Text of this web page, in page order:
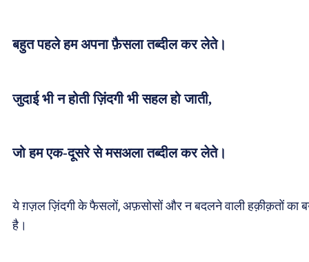
बहुत पहले हम अपना फ़ैसला तब्दील कर लेते।
जुदाई भी न होती ज़िंदगी भी सहल हो जाती,
जो हम एक-दूसरे से मसअला तब्दील कर लेते।
ये ग़ज़ल ज़िंदगी के फैसलों, अफ़सोसों और न बदलने वाली हक़ीक़तों का
है।